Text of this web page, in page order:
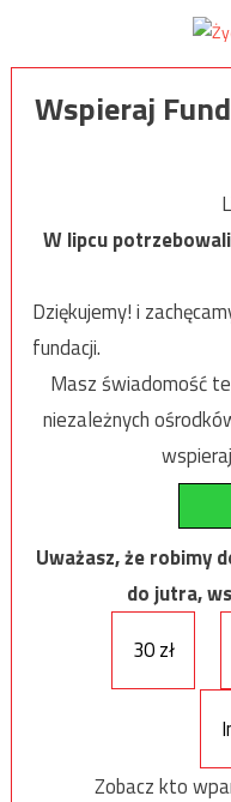
Wspieraj
W lipcu
Dziękujemy! i
fundacji.
Masz świadomość
niezależnych
Uważasz, że robimy
do jutra,
30 zł
Zobacz kto